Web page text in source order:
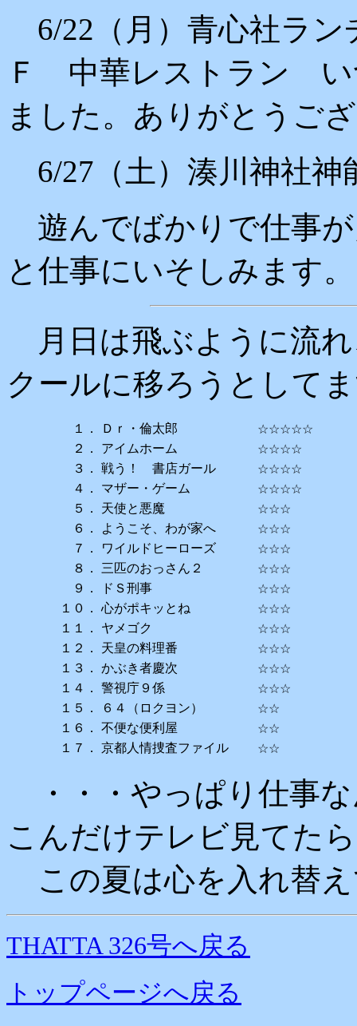
6/22（月）青心社ラン
Ｆ 中華レストラン い
ました。ありがとうご
6/27（土）湊川神社神
遊んでばかりで仕事
と仕事にいそしみます。
月日は飛ぶように流
クールに移ろうとして
１． Ｄｒ・倫太郎
☆☆☆☆☆
２．
アイムホーム
☆☆☆☆
３．
戦う！ 書店ガール
☆☆☆☆
４．
マザー・ゲーム
☆☆☆☆
５．
天使と悪魔
☆☆☆
６．
ようこそ、わが家へ
☆☆☆
７．
ワイルドヒーローズ
☆☆☆
８．
三匹のおっさん２
☆☆☆
９．
ドＳ刑事
☆☆☆
１０．
心がポキッとね
☆☆☆
１１．
ヤメゴク
☆☆☆
１２．
天皇の料理番
☆☆☆
１３．
かぶき者慶次
☆☆☆
１４．
警視庁９係
☆☆☆
１５．
６４（ロクヨン）
☆☆
１６．
不便な便利屋
☆☆
１７．
京都人情捜査ファイル ☆☆
・・・やっぱり仕事
こんだけテレビ見てた
この夏は心を入れ替
THATTA 326号へ戻る
トップページへ戻る